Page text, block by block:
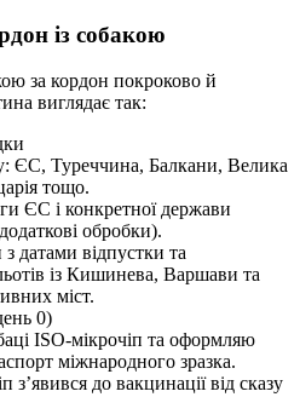
із собакою
за кордон покроково й
виглядає так:
ЄС, Туреччина, Балкани, Велика
тощо.
ЄС і конкретної держави
обробки).
датами відпустки та
із Кишинева, Варшави та
міст.
0)
ISO-мікрочіп та оформляю
міжнародного зразка.
до вакцинації від сказу